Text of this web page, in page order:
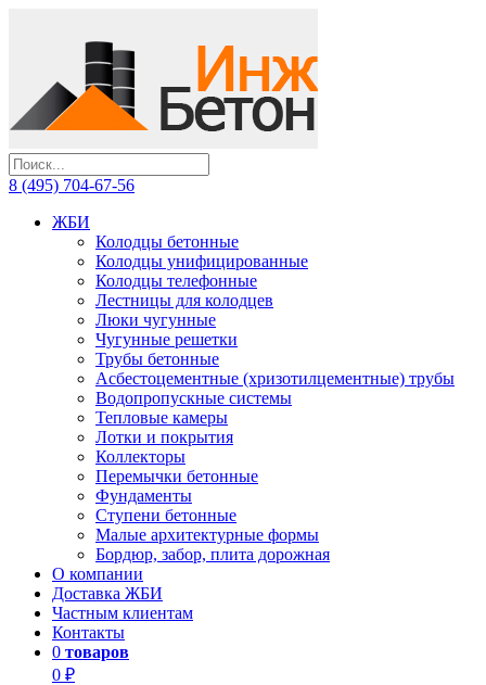
8 (495) 704-67-56
ЖБИ
Колодцы бетонные
Колодцы унифицированные
Колодцы телефонные
Лестницы для колодцев
Люки чугунные
Чугунные решетки
Трубы бетонные
Асбестоцементные (хризотилцементные) трубы
Водопропускные системы
Тепловые камеры
Лотки и покрытия
Коллекторы
Перемычки бетонные
Фундаменты
Ступени бетонные
Малые архитектурные формы
Бордюр, забор, плита дорожная
О компании
Доставка ЖБИ
Частным клиентам
Контакты
0 товаров
0 ₽